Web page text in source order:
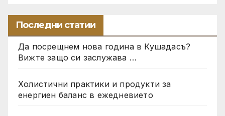
Последни статии
Да посрещнем нова година в Кушадасъ?
Вижте защо си заслужава …
Холистични практики и продукти за
енергиен баланс в ежедневието